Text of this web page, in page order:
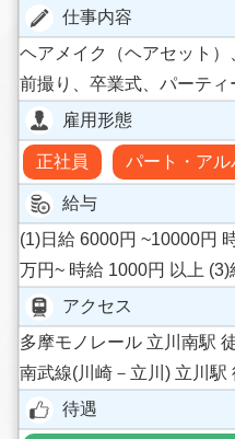
仕事内容
ヘアメイク（ヘアセット）
前撮り、卒業式、パーティ
雇用形態
正社員 パート・アル
給与
(1)日給 6000円 ~10000円
万円~ 時給 1000円 以上 (3)
アクセス
多摩モノレール 立川南駅
南武線(川崎－立川) 立川駅
待遇